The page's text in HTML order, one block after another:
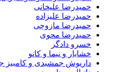
حمیدرضا علیخانی
حمیدرضا علیزاده
حمیدرضا مازوچی
حمیدرضا محوی
خسرو دادگر
خشایار و نیما و کانو
داریوش جمشیدی و کامبیز